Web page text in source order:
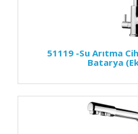
51119 -Su Arıtma
Batarya